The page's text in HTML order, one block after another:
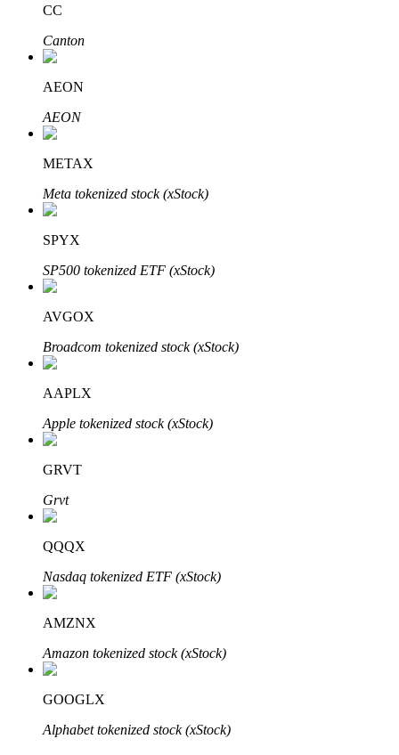
الاستثمار التلقائي
احصل على أرباح طويلة الأجل وفوائد مرنة
تعلم الستاكينغ
تعرف على كيفية كسب الدخل السلبي
Bitrue
شركاء بيترو
شركاء Bitrue
CC
Canton
AEON
AEON
METAX
Meta tokenized stock (xStock)
SPYX
SP500 tokenized ETF (xStock)
AVGOX
Broadcom tokenized stock (xStock)
AAPLX
Apple tokenized stock (xStock)
GRVT
Grvt
QQQX
Nasdaq tokenized ETF (xStock)
AMZNX
Amazon tokenized stock (xStock)
GOOGLX
Alphabet tokenized stock (xStock)